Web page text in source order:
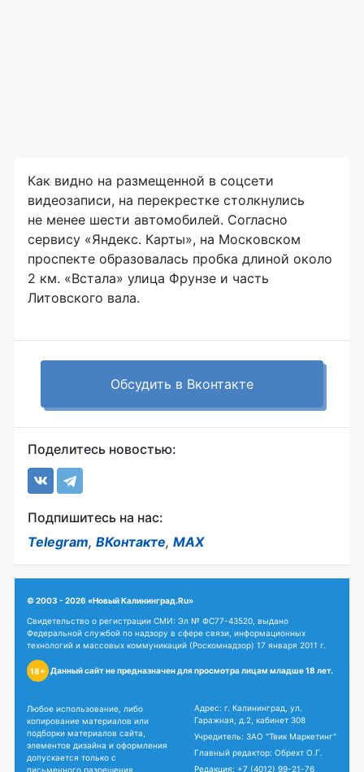
Как видно на размещенной в соцсети
видеозаписи, на перекрестке столкнулись
не менее шести автомобилей. Согласно
сервису «Яндекс. Карты», на Московском
проспекте образовалась пробка длиной около
2 км. «Встала» улица Фрунзе и часть
Литовского вала.
Обсудить в Вконтакте
Поделитесь новостью:
Подпишитесь на нас:
Telegram, ВКонтакте, MAX
© 2003 - 2026 «Новый Калининград.Ru»
Свидетельство о регистрации СМИ: Эл № ФС77-43520, выдано
Федеральной службой по надзору в сфере связи, информационных
технологий и массовых коммуникаций (Роскомнадзор) 17 января 2011 г.
18+ Данный сайт не предназначен для просмотра лицам младше 18 лет.
Любое использование, либо
копирование материалов или
подборки материалов сайта,
элементов дизайна и оформления
допускается только с
письменного разрешения
Адрес: г. Калининград, ул.
Гаражная, д.2, кабинет 308
Учредитель: ЗАО "Твик Маркетинг"
Главный редактор: Обрехт О.Г.
Редакция: +7 (4012) 99-21-76